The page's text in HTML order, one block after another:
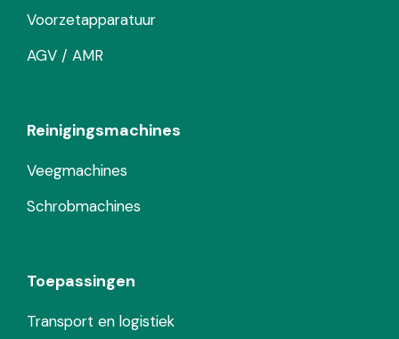
Voorzetapparatuur
AGV / AMR
Reinigingsmachines
Veegmachines
Schrobmachines
Toepassingen
Transport en logistiek